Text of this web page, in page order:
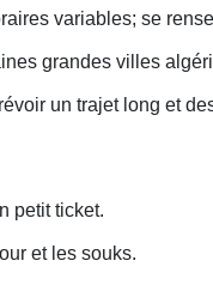
variables; se
grandes villes
un trajet long et
petit ticket.
et les souks.